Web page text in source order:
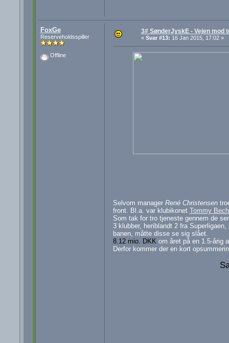
FoxGe
Reserveholdsspiller
Offline
3# SønderJyskE - Vejen mod
« Svar #13: 16 Jan 2015, 17:02 »
Selvom manager René Christensen
front. Bl.a. var klubikonet Tommy
Som tak for tro tjeneste gennem de
3 klubber, heriblandt 2 fra
banen, måtte disse se sig slået.
8.12 mio. DKK om året på en 1.5-årig
Derfor kommer der en kort